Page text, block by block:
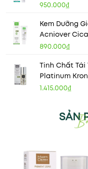
950.000₫
Kem Dưỡng
Acniover
890.000₫
Tinh Chất Tái
Platinum
1.415.000₫
SẢN